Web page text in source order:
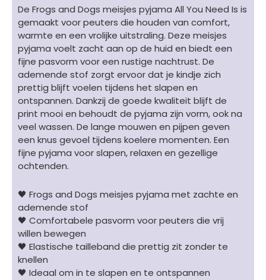
-
tekstprint
roze/blauw
aantal
De Frogs and Dogs meisjes pyjama All You Need Is is
gemaakt voor peuters die houden van comfort,
warmte en een vrolijke uitstraling. Deze meisjes
pyjama voelt zacht aan op de huid en biedt een
fijne pasvorm voor een rustige nachtrust. De
ademende stof zorgt ervoor dat je kindje zich
prettig blijft voelen tijdens het slapen en
ontspannen. Dankzij de goede kwaliteit blijft de
print mooi en behoudt de pyjama zijn vorm, ook na
veel wassen. De lange mouwen en pijpen geven
een knus gevoel tijdens koelere momenten. Een
fijne pyjama voor slapen, relaxen en gezellige
ochtenden.
🖤 Frogs and Dogs meisjes pyjama met zachte en
ademende stof
🖤 Comfortabele pasvorm voor peuters die vrij
willen bewegen
🖤 Elastische tailleband die prettig zit zonder te
knellen
🖤 Ideaal om in te slapen en te ontspannen